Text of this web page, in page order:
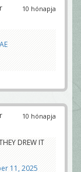
10 hónapja
10 hónapja
DREW IT
11, 2025